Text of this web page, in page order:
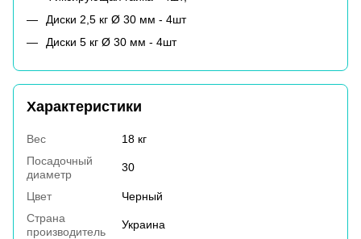
Диски 2,5 кг Ø 30 мм - 4шт
Диски 5 кг Ø 30 мм - 4шт
Характеристики
Вес
18 кг
Посадочный
диаметр
30
Цвет
Черный
Страна
производитель
Украина